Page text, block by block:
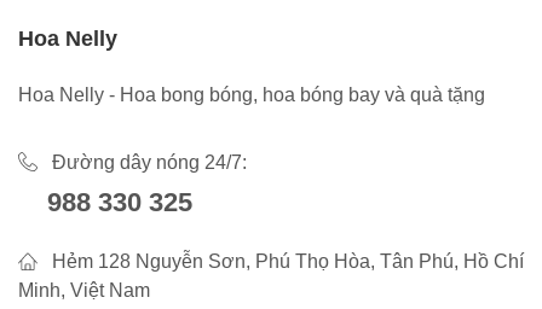
Hoa Nelly
Hoa Nelly - Hoa bong bóng, hoa bóng bay và quà tặng
Đường dây nóng 24/7:
988 330 325
Hẻm 128 Nguyễn Sơn, Phú Thọ Hòa, Tân Phú, Hồ Chí
Minh, Việt Nam